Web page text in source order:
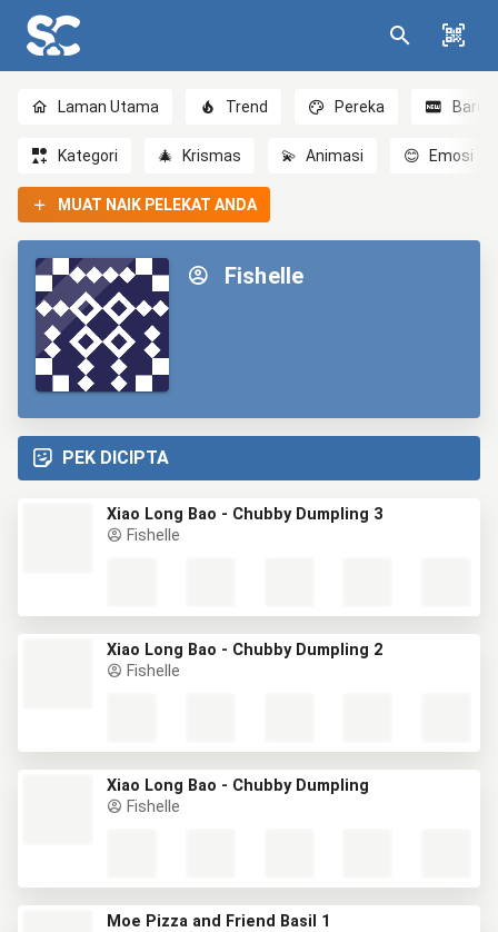
Laman Utama Trend Pereka Baru
Kategori 🎄 Krismas 💫 Animasi 😊 Emosi
MUAT NAIK PELEKAT ANDA
Fishelle
PEK DICIPTA
Xiao Long Bao - Chubby Dumpling 3
Fishelle
Xiao Long Bao - Chubby Dumpling 2
Fishelle
Xiao Long Bao - Chubby Dumpling
Fishelle
Moe Pizza and Friend Basil 1